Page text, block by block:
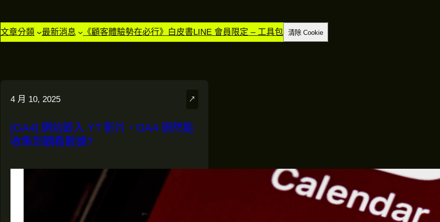
文章分類 最新消息 《顧客體驗勢在必行》白皮書LINE 會員限定 – 工具包 清除 Cookie
4 月 10, 2025 ↗
[GA4] 網站嵌入 YT 影片，GA4 居然能
收集到觀看數據?